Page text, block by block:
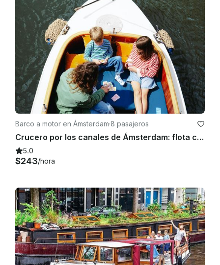
Barco a motor en Ámsterdam·8 pasajeros
Crucero por los canales de Ámsterdam: flota como un lugareño en Diana
5.0
$243/hora